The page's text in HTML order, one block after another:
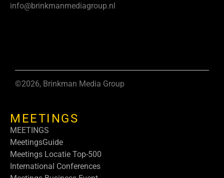
info@brinkmanmediagroup.nl
©2026, Brinkman Media Group
MEETINGS
MEETINGS
MeetingsGuide
Meetings Locatie Top-500
International Conferences